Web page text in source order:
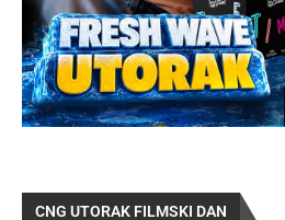
CNG UTORAK FILMSKI DAN